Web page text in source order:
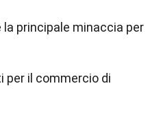
principale minaccia per
per il commercio di